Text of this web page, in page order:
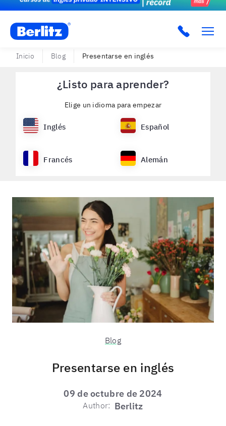
Berlitz Uruguay
Inicio Blog Presentarse en inglés
¿Listo para aprender?
Elige un idioma para empezar
Inglés Español
Francés Alemán
Blog
Presentarse en inglés
09 de octubre de 2024
Author: Berlitz